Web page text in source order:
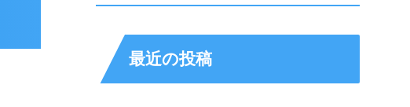
最近の投稿